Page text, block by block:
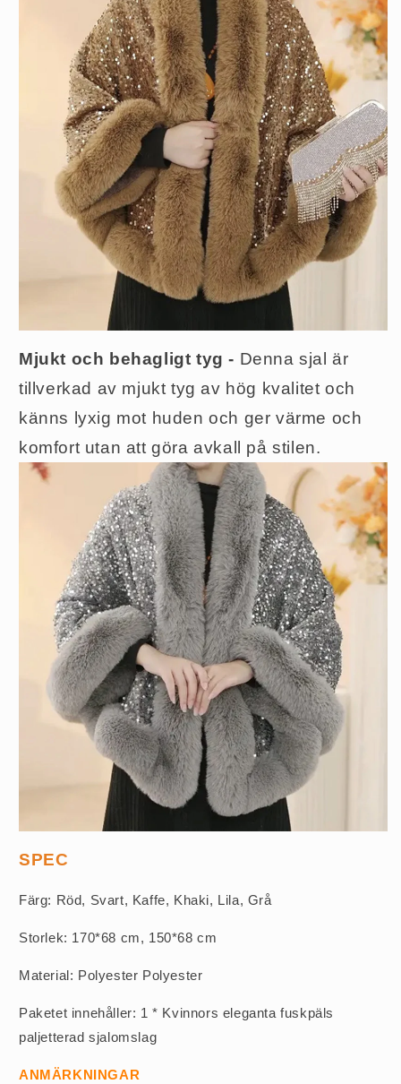
Mjukt och behagligt tyg - Denna sjal är
tillverkad av mjukt tyg av hög kvalitet och
känns lyxig mot huden och ger värme och
komfort utan att göra avkall på stilen.
SPEC
Färg: Röd, Svart, Kaffe, Khaki, Lila, Grå
Storlek: 170*68 cm, 150*68 cm
Material: Polyester Polyester
Paketet innehåller: 1 * Kvinnors eleganta fuskpäls
paljetterad sjalomslag
ANMÄRKNINGAR